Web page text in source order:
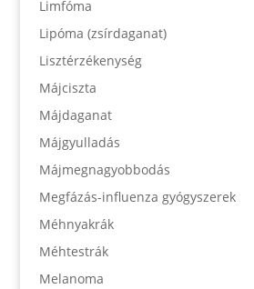
Limfóma
Lipóma (zsírdaganat)
Lisztérzékenység
Májciszta
Májdaganat
Májgyulladás
Májmegnagyobbodás
Megfázás-influenza gyógyszerek
Méhnyakrák
Méhtestrák
Melanoma